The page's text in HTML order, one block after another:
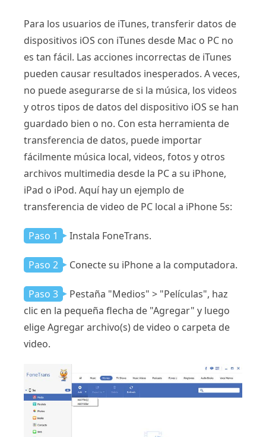
Para los usuarios de iTunes, transferir datos de
dispositivos iOS con iTunes desde Mac o PC no
es tan fácil. Las acciones incorrectas de iTunes
pueden causar resultados inesperados. A veces,
no puede asegurarse de si la música, los videos
y otros tipos de datos del dispositivo iOS se han
guardado bien o no. Con esta herramienta de
transferencia de datos, puede importar
fácilmente música local, videos, fotos y otros
archivos multimedia desde la PC a su iPhone,
iPad o iPod. Aquí hay un ejemplo de
transferencia de video de PC local a iPhone 5s:
Paso 1 Instala FoneTrans.
Paso 2 Conecte su iPhone a la computadora.
Paso 3
Pestaña "Medios" > "Películas", haz
clic en la pequeña flecha de "Agregar" y luego
elige Agregar archivo(s) de video o carpeta de
video.